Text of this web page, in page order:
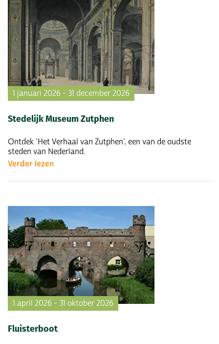
1 januari 2026 - 31 december 2026
Stedelijk Museum Zutphen
Ontdek ‘Het Verhaal van Zutphen’, een van de oudste
steden van Nederland.
Verder lezen
1 april 2026 - 31 oktober 2026
Fluisterboot